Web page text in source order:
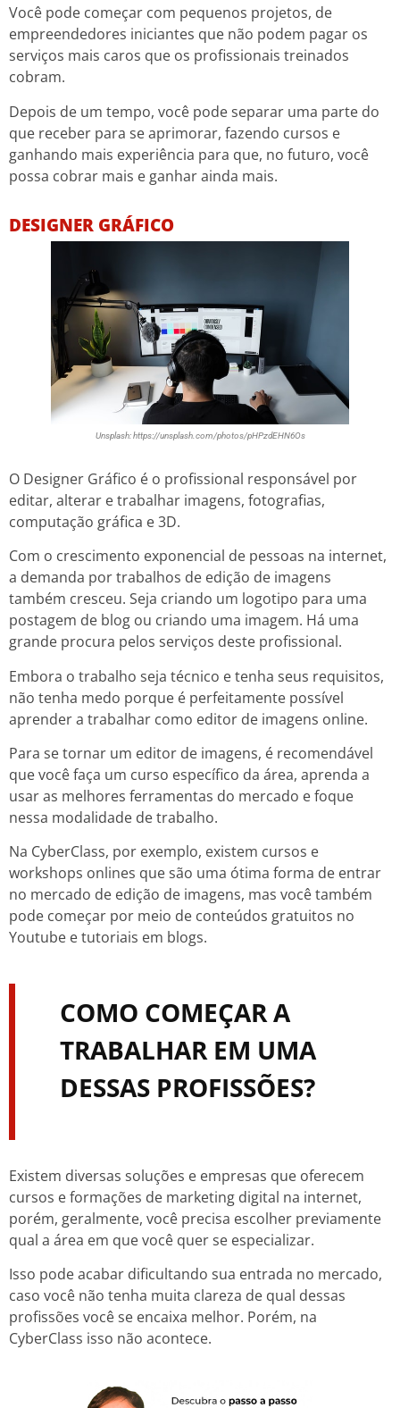
Você pode começar com pequenos projetos, de
empreendedores iniciantes que não podem pagar os
serviços mais caros que os profissionais treinados
cobram.
Depois de um tempo, você pode separar uma parte do
que receber para se aprimorar, fazendo cursos e
ganhando mais experiência para que, no futuro, você
possa cobrar mais e ganhar ainda mais.
DESIGNER GRÁFICO
Unsplash: https://unsplash.com/photos/pHPzdEHN6Os
O Designer Gráfico é o profissional responsável por
editar, alterar e trabalhar imagens, fotografias,
computação gráfica e 3D.
Com o crescimento exponencial de pessoas na internet,
a demanda por trabalhos de edição de imagens
também cresceu. Seja criando um logotipo para uma
postagem de blog ou criando uma imagem. Há uma
grande procura pelos serviços deste profissional.
Embora o trabalho seja técnico e tenha seus requisitos,
não tenha medo porque é perfeitamente possível
aprender a trabalhar como editor de imagens online.
Para se tornar um editor de imagens, é recomendável
que você faça um curso específico da área, aprenda a
usar as melhores ferramentas do mercado e foque
nessa modalidade de trabalho.
Na CyberClass, por exemplo, existem cursos e
workshops onlines que são uma ótima forma de entrar
no mercado de edição de imagens, mas você também
pode começar por meio de conteúdos gratuitos no
Youtube e tutoriais em blogs.
COMO COMEÇAR A
TRABALHAR EM UMA
DESSAS PROFISSÕES?
Existem diversas soluções e empresas que oferecem
cursos e formações de marketing digital na internet,
porém, geralmente, você precisa escolher previamente
qual a área em que você quer se especializar.
Isso pode acabar dificultando sua entrada no mercado,
caso você não tenha muita clareza de qual dessas
profissões você se encaixa melhor. Porém, na
CyberClass isso não acontece.